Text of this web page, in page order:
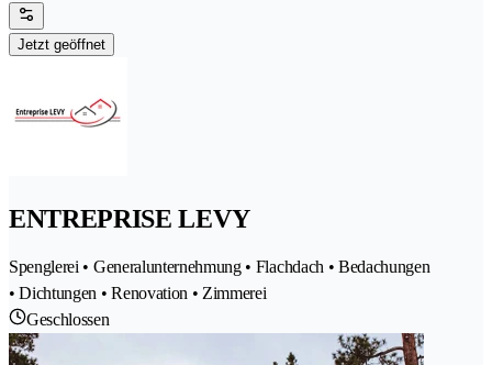
Jetzt geöffnet
ENTREPRISE LEVY
Spenglerei • Generalunternehmung • Flachdach • Bedachungen
• Dichtungen • Renovation • Zimmerei
Geschlossen